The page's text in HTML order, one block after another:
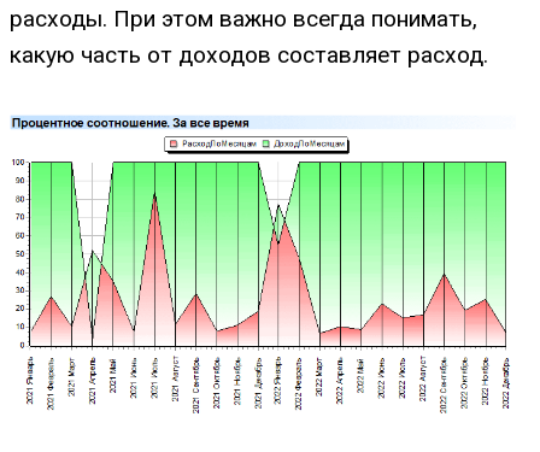
расходы. При этом важно всегда понимать,
какую часть от доходов составляет расход.